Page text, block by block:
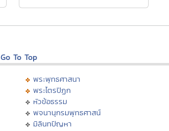
Go To Top
พระพุทธศาสนา
พระไตรปิฏก
หัวข้อธรรม
พจนานุกรมพุทธศาสน์
มิลินทปัญหา